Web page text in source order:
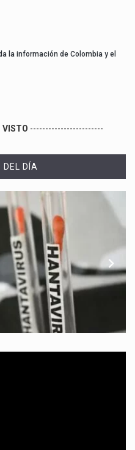
la información de Colombia y el
VISTO ------------------------
DEL DÍA